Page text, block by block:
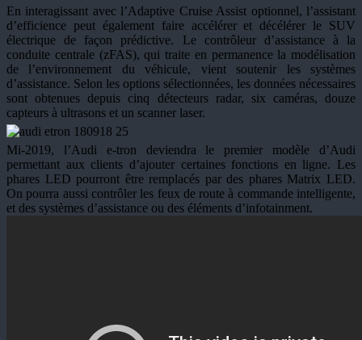
En interagissant avec l’Adaptive Cruise Assist optionnel, l’assistant
d’efficience peut également faire accélérer et décélérer le SUV
électrique de façon prédictive. Le contrôleur d’assistance à la
conduite centrale (zFAS), qui traite en permanence la modélisation
de l’environnement du véhicule, vient soutenir les systèmes
d’assistance. Selon les options sélectionnées, les données nécessaires
sont obtenues depuis cinq détecteurs radar, six caméras, douze
capteurs à ultrasons et un scanner laser.
Mi-2019, l’Audi e-tron deviendra le premier modèle d’Audi
permettant aux clients d’ajouter certaines fonctions en ligne. Les
phares LED pourront être remplacés par des phares Matrix LED.
On pourra aussi contrôler les feux de route à commande intelligente,
et des systèmes d’assistance ou des éléments d’infotainment.